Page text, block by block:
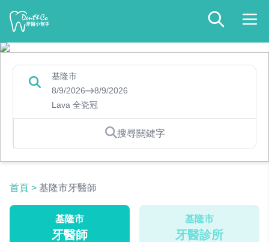
基隆市
8/9/2026
8/9/2026
Lava 全瓷冠
搜尋關鍵字
首頁 > 基隆市牙醫師
基隆市
牙醫師
基隆市
牙醫診所